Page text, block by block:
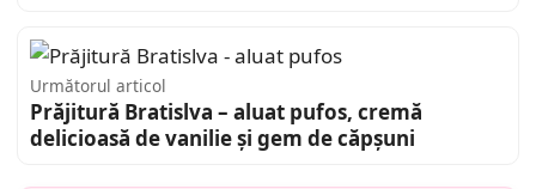
Următorul articol
Prăjitură Bratislva – aluat pufos, cremă
delicioasă de vanilie și gem de căpșuni